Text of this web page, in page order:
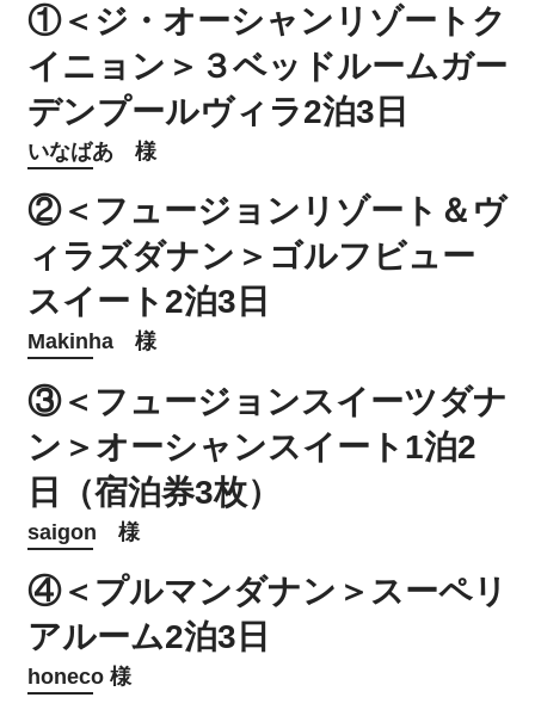
①＜ジ・オーシャンリゾートク
イニョン＞３ベッドルームガー
デンプールヴィラ2泊3日
いなばあ 様
②＜フュージョンリゾート＆ヴ
ィラズダナン＞ゴルフビュー
スイート2泊3日
Makinha 様
③＜フュージョンスイーツダナ
ン＞オーシャンスイート1泊2
日（宿泊券3枚）
saigon 様
④＜プルマンダナン＞スーペリ
アルーム2泊3日
honeco 様